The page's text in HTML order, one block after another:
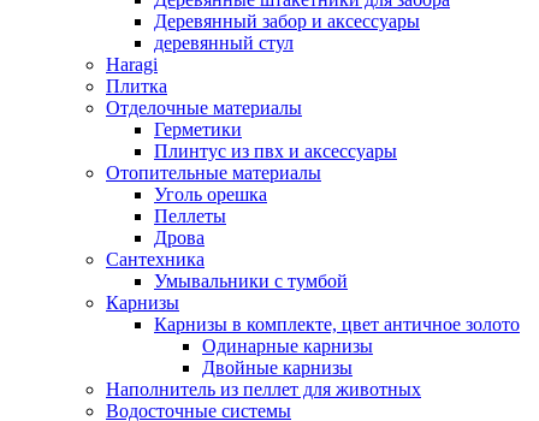
Деревянный забор и аксессуары
деревянный стул
Haragi
Плитка
Отделочные материалы
Герметики
Плинтус из пвх и аксессуары
Отопительные материалы
Уголь орешка
Пеллеты
Дрова
Сантехника
Умывальники с тумбой
Карнизы
Карнизы в комплекте, цвет античное золото
Одинарные карнизы
Двойные карнизы
Наполнитель из пеллет для животных
Водосточные системы